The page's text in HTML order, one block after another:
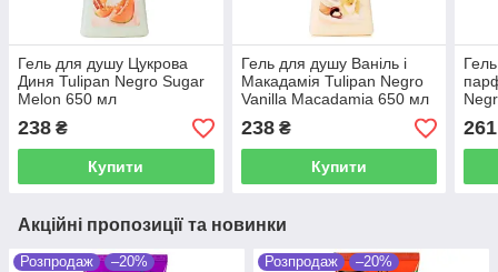
Гель для душу Цукрова
Диня Tulipan Negro Sugar
Melon 650 мл
238 ₴
Купити
Гель для душу Ваніль і
Макадамія Tulipan Negro
Vanilla Macadamia 650 мл
238₴
Купити
261
Акційні пропозиції та новинки
Розпродаж –20% Розпродаж –20%